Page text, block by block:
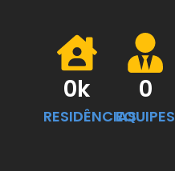
0k
RESIDÊNCIAS
0
EQUIPES